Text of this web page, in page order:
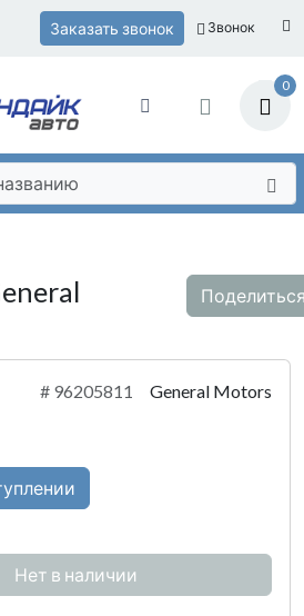
Заказать звонок Звонок
0
# 96205811 General Motors
Нет в наличии